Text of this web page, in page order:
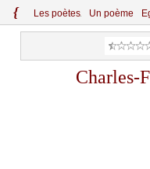
{ Les poètes Un poème
Charles-